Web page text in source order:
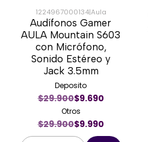
-67%
1224967000134|Aula
Audífonos Gamer
AULA Mountain S603
con Micrófono,
Sonido Estéreo y
Jack 3.5mm
Deposito
$29.900$9.690
Otros
$29.900$9.990